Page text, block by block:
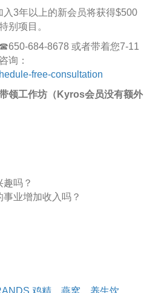
3年以上的新会员将获得$500
别项目。
684-8678 或者带着您7-11
询：
free-consultation
领工作坊（Kyros会员没有额外
吗？
业增加收入吗？
鸡精、燕窝、养生饮